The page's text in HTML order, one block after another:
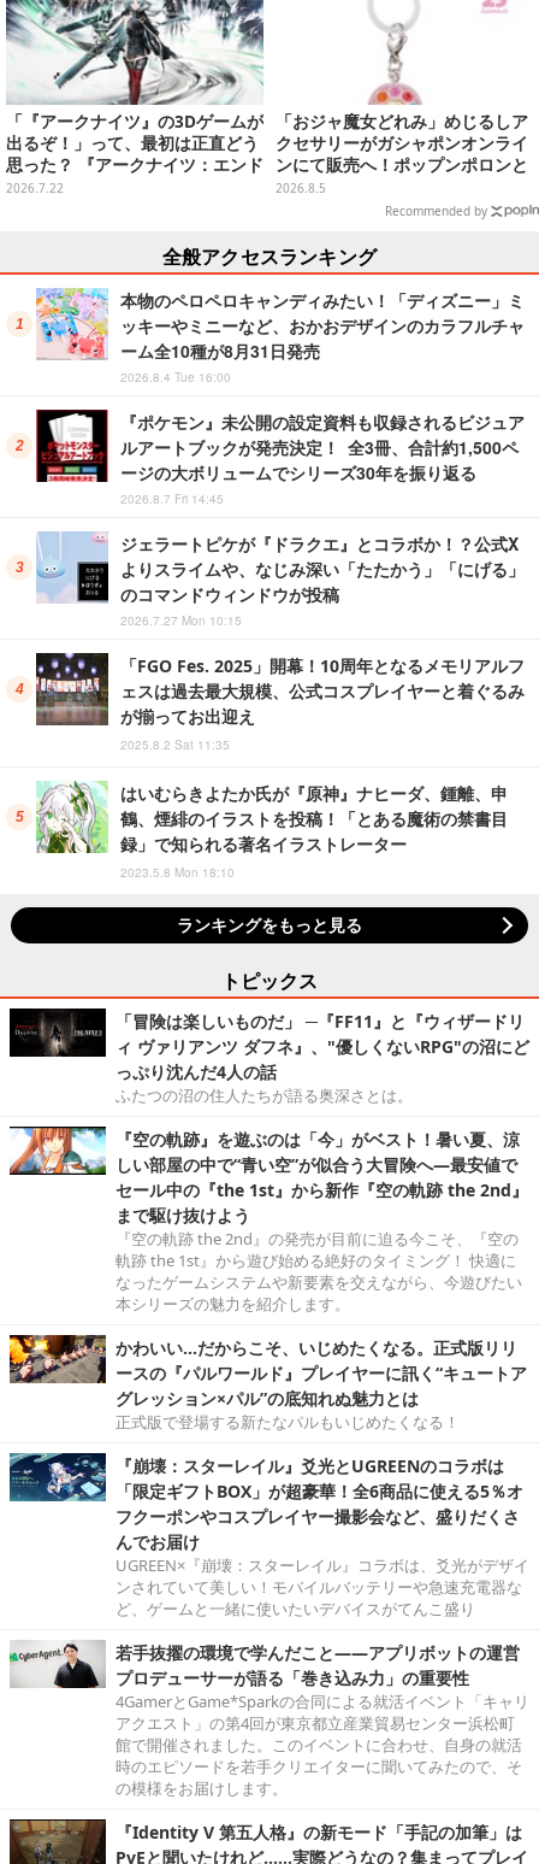
「『アークナイツ』の3Dゲームが
出るぞ！」って、最初は正直どう
思った？ 『アークナイツ：エンド
フィールド』リリース半年を機
で追ってきたからこその視点【座
談会】
2026.7.22
「おジャ魔女どれみ」めじるしア
クセサリーがガシャポンオンライ
ンにて販売へ！ポップンポロンと
魔法玉の2連チャームなど全9種
2026.8.5
Recommended by
全般アクセスランキング
本物のペロペロキャンディみたい！「ディズニー」ミ
ッキーやミニーなど、おかおデザインのカラフルチャ
ーム全10種が8月31日発売
2026.8.4 Tue 16:00
『ポケモン』未公開の設定資料も収録されるビジュア
ルアートブックが発売決定！ 全3冊、合計約1,500ペ
ージの大ボリュームでシリーズ30年を振り返る
2026.8.7 Fri 14:45
ジェラートピケが『ドラクエ』とコラボか！？公式X
よりスライムや、なじみ深い「たたかう」「にげる」
のコマンドウィンドウが投稿
2026.7.27 Mon 10:15
「FGO Fes. 2025」開幕！10周年となるメモリアルフ
ェスは過去最大規模、公式コスプレイヤーと着ぐるみ
が揃ってお出迎え
2025.8.2 Sat 11:35
はいむらきよたか氏が『原神』ナヒーダ、鍾離、申
鶴、煙緋のイラストを投稿！「とある魔術の禁書目
録」で知られる著名イラストレーター
2023.5.8 Mon 18:10
ランキングをもっと見る
トピックス
「冒険は楽しいものだ」 ─『FF11』と『ウィザードリ
ィ ヴァリアンツ ダフネ』、"優しくないRPG"の沼にど
っぷり沈んだ4人の話
ふたつの沼の住人たちが語る奥深さとは。
『空の軌跡』を遊ぶのは「今」がベスト！暑い夏、涼
しい部屋の中で“青い空”が似合う大冒険へ―最安値で
セール中の『the 1st』から新作『空の軌跡 the 2nd』
まで駆け抜けよう
『空の軌跡 the 2nd』の発売が目前に迫る今こそ、『空の
軌跡 the 1st』から遊び始める絶好のタイミング！ 快適に
なったゲームシステムや新要素を交えながら、今遊びたい
本シリーズの魅力を紹介します。
かわいい…だからこそ、いじめたくなる。正式版リリ
ースの『パルワールド』プレイヤーに訊く“キュートア
グレッション×パル”の底知れぬ魅力とは
正式版で登場する新たなパルもいじめたくなる！
『崩壊：スターレイル』爻光とUGREENのコラボは
「限定ギフトBOX」が超豪華！全6商品に使える5％オ
フクーポンやコスプレイヤー撮影会など、盛りだくさ
んでお届け
UGREEN×『崩壊：スターレイル』コラボは、爻光がデザイ
ンされていて美しい！モバイルバッテリーや急速充電器な
ど、ゲームと一緒に使いたいデバイスがてんこ盛り
若手抜擢の環境で学んだこと――アプリボットの運営
プロデューサーが語る「巻き込み力」の重要性
4GamerとGame*Sparkの合同による就活イベント「キャリ
アクエスト」の第4回が東京都立産業貿易センター浜松町
館で開催されました。このイベントに合わせ、自身の就活
時のエピソードを若手クリエイターに聞いてみたので、そ
の模様をお届けします。
『Identity V 第五人格』の新モード「手記の加筆」は
PvEと聞いたけれど……実際どうなの？集まってプレイ